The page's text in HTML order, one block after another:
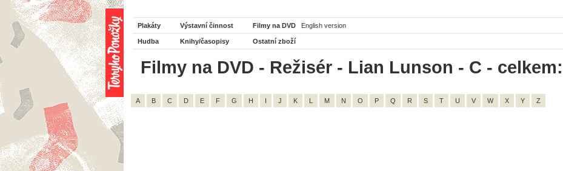
Plakáty Výstavní činnost Filmy na DVD English version
Hudba Knihy/časopisy Ostatní zboží
Filmy na DVD - Režisér - Lian Lunson - C -
A B C D E F G H I J K L M N O P Q R S T U V W X Y Z